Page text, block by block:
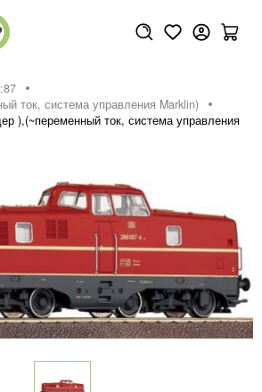
ток, система управления Marklin)
),(~переменный ток, система управления